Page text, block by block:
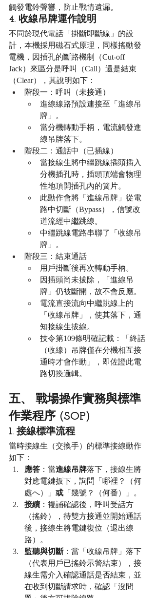
觸發電鈴聲響，防止戰情遺漏。
4. 收線吊牌運作說明
不同於現代電話「掛斷即斷線」的設
計，本機採用磁石式原理，同樣搖動發
電機，因插孔的斷路機制（Cut-off
Jack）來區分是呼叫（Call）還是結束
（Clear），其說明如下：
階段一：呼叫（未接通）
進線線路預設連接至「進線吊
牌」。
當分機轉動手柄，電流觸發進
線吊牌落下。
階段二：通話中（已插線）
當接線生將中繼跳線插頭插入
分機插孔時，插頭頂端會物理
性地頂開插孔內的簧片。
此動作會將「進線吊牌」從電
路中切斷（Bypass），信號改
道流經中繼跳線。
中繼跳線電路串聯了「收線吊
牌」。
階段三：結束通話
用戶掛斷後再次轉動手柄。
因插頭尚未拔除，「進線吊
牌」仍被斷開，故不會反應。
電流直接流向中繼跳線上的
「收線吊牌」，使其落下，通
知接線生拔線。
技令第109條明確記載：「終話
（收線）吊牌僅在分機相互接
通時才會作動」，即佐證此電
路切換邏輯。
五、 戰場操作實務與標準
作業程序 (SOP)
1. 接線標準流程
當時接線生（交換手）的標準接線動作
如下：
應答 ：當進線吊牌落下，接線生將
對應電鍵扳下，詢問「哪裡？（何
處へ）」 或 「幾號？（何番）」。
接續 ：複誦確認後，呼叫受話方
（搖鈴），待雙方接通並開始通話
後，接線生將電鍵復位（退出線
路）。
監聽與切斷：當「收線吊牌」落下
（代表用戶已搖鈴示警結束），接
線生需介入確認通話是否結束，並
在收到切斷請求時，確認「沒問